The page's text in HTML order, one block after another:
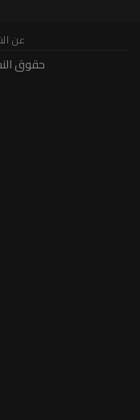
المدونة
حقوق النشر محفوظة 2026 ©